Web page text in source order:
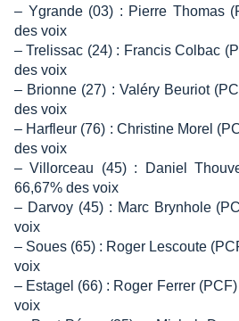
– Ygrande (03) : Pierre Thomas
des voix
– Trelissac (24) : Francis Colbac
des voix
– Brionne (27) : Valéry Beuriot
des voix
– Harfleur (76) : Christine Morel
des voix
– Villorceau (45) : Daniel
66,67% des voix
– Darvoy (45) : Marc Brynhole
voix
– Soues (65) : Roger Lescoute
voix
– Estagel (66) : Roger Ferrer
voix